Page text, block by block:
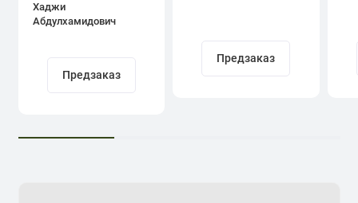
Хаджи
Абдулхамидович
Предзаказ
Предзаказ